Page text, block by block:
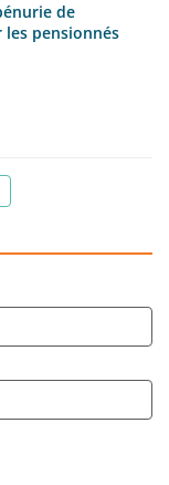
de
les pensionnés